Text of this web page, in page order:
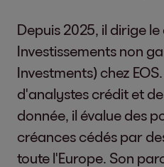
Depuis 2025, il dirige
Investissements non
Investments) chez
d'analystes crédit et
donnée, il évalue des
créances cédés par
toute l'Europe. Son